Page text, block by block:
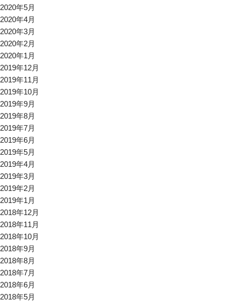
2020年5月
2020年4月
2020年3月
2020年2月
2020年1月
2019年12月
2019年11月
2019年10月
2019年9月
2019年8月
2019年7月
2019年6月
2019年5月
2019年4月
2019年3月
2019年2月
2019年1月
2018年12月
2018年11月
2018年10月
2018年9月
2018年8月
2018年7月
2018年6月
2018年5月